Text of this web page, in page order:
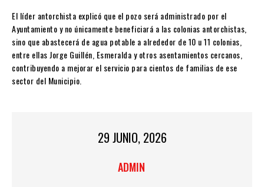
El líder antorchista explicó que el pozo será administrado por el
Ayuntamiento y no únicamente beneficiará a las colonias antorchistas,
sino que abastecerá de agua potable a alrededor de 10 u 11 colonias,
entre ellas Jorge Guillén, Esmeralda y otros asentamientos cercanos,
contribuyendo a mejorar el servicio para cientos de familias de ese
sector del Municipio.
29 JUNIO, 2026
ADMIN